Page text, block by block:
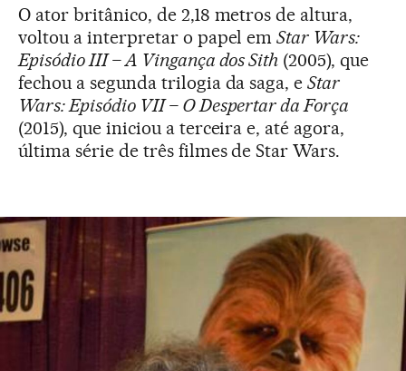
O ator britânico, de 2,18 metros de altura,
voltou a interpretar o papel emStar Wars:
Episódio III – A Vingança dos Sith (2005), que
fechou a segunda trilogia da saga, eStar
Wars: Episódio VII – O Despertar da Força
(2015), que iniciou a terceira e, até agora,
última série de três filmes de Star Wars.